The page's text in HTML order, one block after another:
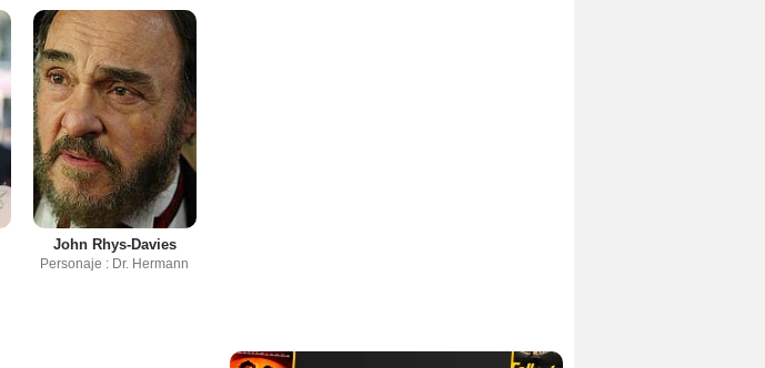
John Rhys-Davies
Personaje : Dr. Hermann